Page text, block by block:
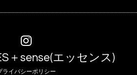
＋sense(エッセンス)
ライバシーポリシー